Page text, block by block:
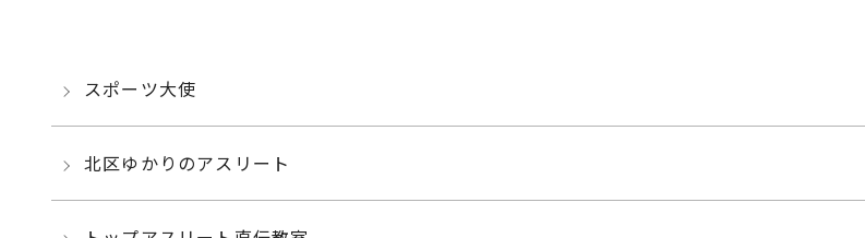
スポーツ大使
北区ゆかりのアスリート